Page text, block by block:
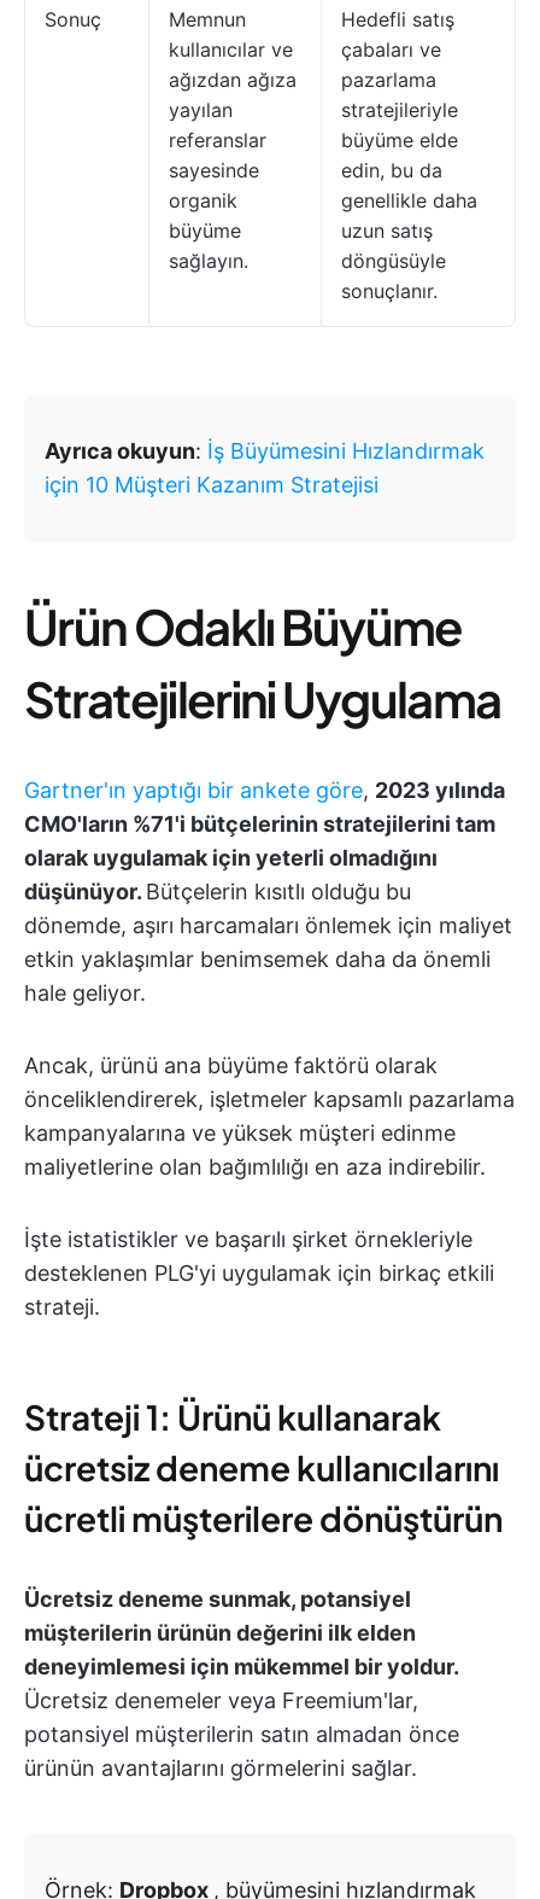
Sonuç
Memnun
kullanıcılar ve
ağızdan ağıza
yayılan
referanslar
sayesinde
organik
büyüme
sağlayın.
Hedefli satış
çabaları ve
pazarlama
stratejileriyle
büyüme elde
edin, bu da
genellikle daha
uzun satış
döngüsüyle
sonuçlanır.
Ayrıca okuyun: İş Büyümesini Hızlandırmak
için 10 Müşteri Kazanım Stratejisi
Ürün Odaklı Büyüme
Stratejilerini Uygulama
Gartner'ın yaptığı bir ankete göre, 2023 yılında
CMO'ların %71'i bütçelerinin stratejilerini tam
olarak uygulamak için yeterli olmadığını
düşünüyor. Bütçelerin kısıtlı olduğu bu
dönemde, aşırı harcamaları önlemek için maliyet
etkin yaklaşımlar benimsemek daha da önemli
hale geliyor.
Ancak, ürünü ana büyüme faktörü olarak
önceliklendirerek, işletmeler kapsamlı pazarlama
kampanyalarına ve yüksek müşteri edinme
maliyetlerine olan bağımlılığı en aza indirebilir.
İşte istatistikler ve başarılı şirket örnekleriyle
desteklenen PLG'yi uygulamak için birkaç etkili
strateji.
Strateji 1: Ürünü kullanarak
ücretsiz deneme kullanıcılarını
ücretli müşterilere dönüştürün
Ücretsiz deneme sunmak, potansiyel
müşterilerin ürünün değerini ilk elden
deneyimlemesi için mükemmel bir yoldur.
Ücretsiz denemeler veya Freemium'lar,
potansiyel müşterilerin satın almadan önce
ürünün avantajlarını görmelerini sağlar.
Örnek: Dropbox , büyümesini hızlandırmak